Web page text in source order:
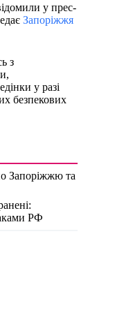
у прес-
Запоріжжя
з
у разі
безпекових
Запоріжжю та
РФ